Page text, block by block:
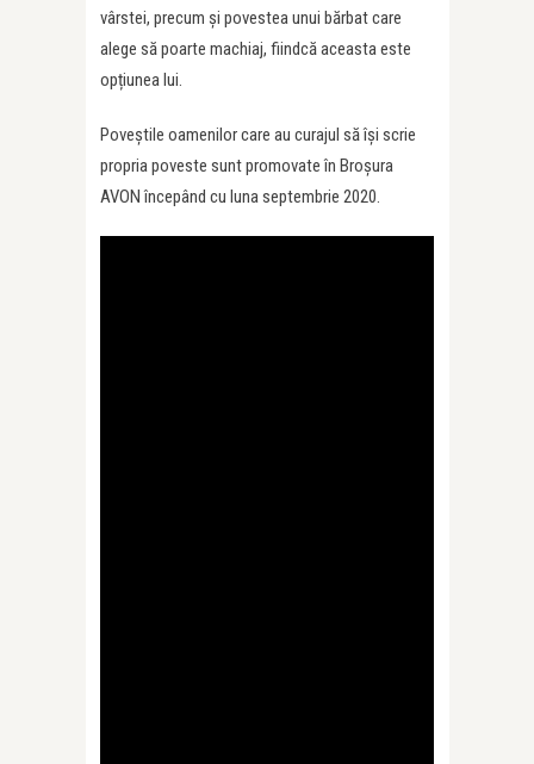
vârstei, precum și povestea unui bărbat care
alege să poarte machiaj, fiindcă aceasta este
opțiunea lui.
Poveștile oamenilor care au curajul să își scrie
propria poveste sunt promovate în Broșura
AVON începând cu luna septembrie 2020.